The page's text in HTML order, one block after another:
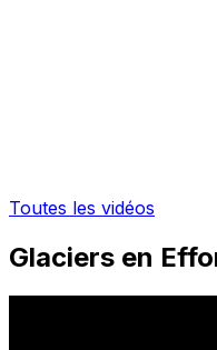
Toutes les vidéos
Glaciers en